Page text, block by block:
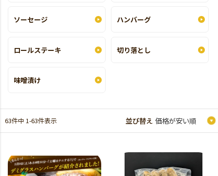
ソーセージ ハンバーグ
ロールステーキ 切り落とし
味噌漬け
63件中 1-63件表示